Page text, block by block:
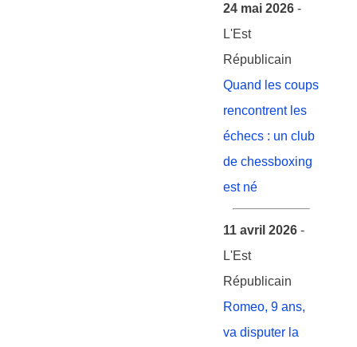
24 mai 2026 -
L'Est
Républicain
Quand les coups
rencontrent les
échecs : un club
de chessboxing
est né
11 avril 2026 -
L'Est
Républicain
Romeo, 9 ans,
va disputer la